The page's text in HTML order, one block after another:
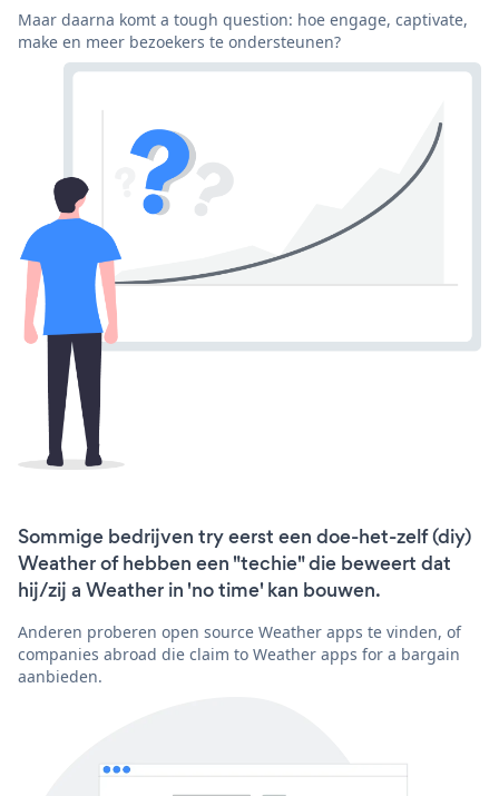
Maar daarna komt a tough question: hoe engage, captivate,
make en meer bezoekers te ondersteunen?
Sommige bedrijven try eerst een doe-het-zelf (diy)
Weather of hebben een "techie" die beweert dat
hij/zij a Weather in 'no time' kan bouwen.
Anderen proberen open source Weather apps te vinden, of
companies abroad die claim to Weather apps for a bargain
aanbieden.